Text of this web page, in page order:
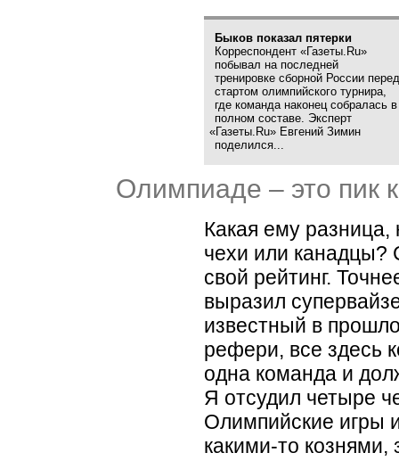
Быков показал пятерки
Корреспондент «Газеты.Ru»
побывал на последней
тренировке сборной России
стартом олимпийского турнира,
где команда наконец собралась в
полном составе. Экcперт
«Газеты.Ru» Евгений Зимин
поделился...
Олимпиаде – это пик
Какая ему
чехи или канадцы?
свой рейтинг.
выразил
известный в
рефери, все здесь
одна команда и
Я отсудил четыре
Олимпийские игры
какими-то кознями,